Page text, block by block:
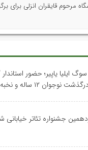
مرحوم قایقران انزلی برای
ایلیا یاپیر؛ حضور
۱۲ ساله و نخبه ریاضی استان
جشنواره تئاتر خیابانی